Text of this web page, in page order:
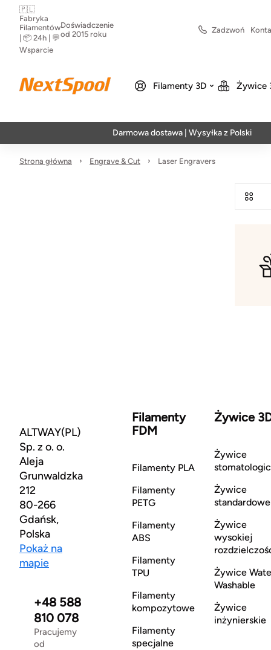
🇵🇱
Fabryka
Filamentów
| 📦 24h | 💬
Wsparcie
Doświadczenie
od 2015 roku
Zadzwoń
Filamenty 3D Żywice
Darmowa dostawa | Wysyłka z Polski |
Strona główna Engrave & Cut Laser Engravers
ALTWAY(PL)
Sp. z o. o.
Aleja
Grunwaldzka
212
80-266
Gdańsk,
Polska
Pokaż na
mapie
+48 588
810 078
Pracujemy
od
Filamenty
FDM
Filamenty PLA
Filamenty
PETG
Filamenty
ABS
Filamenty
TPU
Filamenty
kompozytowe
Filamenty
specjalne
Żywice
Żywice
Żywice
standardowe
Żywice
wysokiej
Żywice
Washable
Żywice
inżynierskie